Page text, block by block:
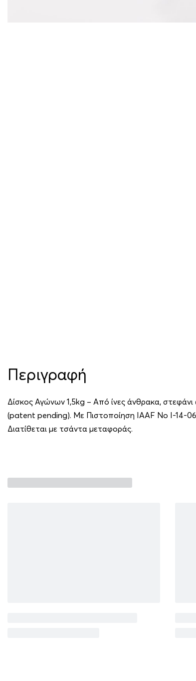
Περιγραφή
Δίσκος Αγώνων 1,5kg – Από ίνες άνθρακα,
(patent pending). Με Πιστοποίηση IAAF Νο I-14-
Διατίθεται με τσάντα μεταφοράς.